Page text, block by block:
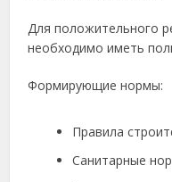
Для положительного
необходимо иметь
Формирующие нормы:
Правила
Санитарные